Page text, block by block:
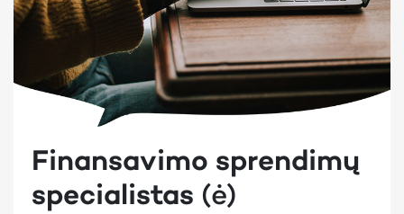
Finansavimo sprendimų
specialistas (ė)